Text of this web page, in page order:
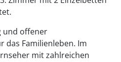
und offener
das Familienleben. Im
mit zahlreichen